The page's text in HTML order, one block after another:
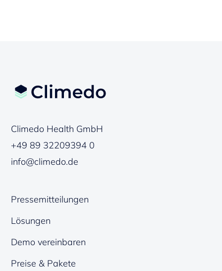
Climedo Health GmbH
+49 89 32209394 0
info@climedo.de
Pressemitteilungen
Lösungen
Demo vereinbaren
Preise & Pakete